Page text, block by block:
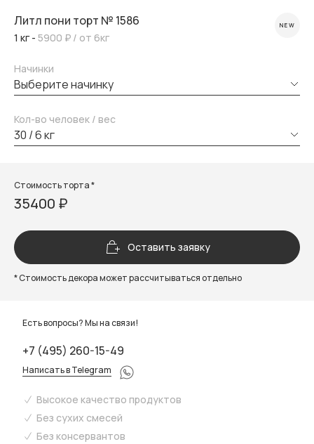
Литл пони торт № 1586
1 кг - 5900 ₽ / от 6кг
NEW
Начинки
выберите начинку
Кол-во человек / вес
30 / 6 кг
Стоимость торта *
35400 ₽
Оставить заявку
* Стоимость декора может рассчитываться отдельно
Есть вопросы? Мы на связи!
+7 (495) 260-15-49
Написать в Telegram
Высокое качество продуктов
Без сухих смесей
Без консервантов